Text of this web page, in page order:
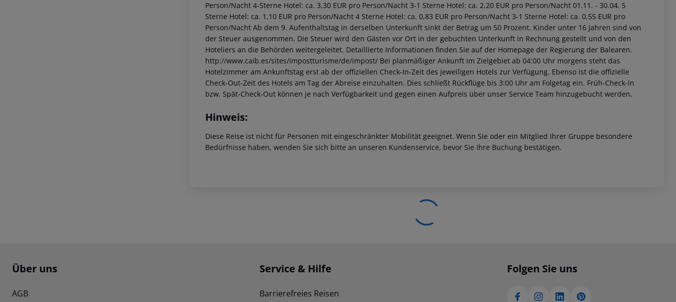
Person/Nacht 4-Sterne Hotel: ca. 3,30 EUR pro Person/Nacht 3-1 Sterne Hotel: ca. 2,20 EUR pro Person/Nacht 01.11. - 30.04. 5
Sterne Hotel: ca. 1,10 EUR pro Person/Nacht 4 Sterne Hotel: ca. 0,83 EUR pro Person/Nacht 3-1 Sterne Hotel: ca. 0,55 EUR pro
Person/Nacht Ab dem 9. Aufenthaltstag in derselben Unterkunft sinkt der Betrag um 50 Prozent. Kinder unter 16 Jahren sind von
der Steuer ausgenommen. Die Steuer wird den Gästen vor Ort in der gebuchten Unterkunft in Rechnung gestellt und von den
Hoteliers an die Behörden weitergeleitet. Detaillierte Informationen finden Sie auf der Homepage der Regierung der Balearen.
http://www.caib.es/sites/impostturisme/de/impost/ Bei planmäßiger Ankunft im Zielgebiet ab 04:00 Uhr morgens steht das
Hotelzimmer am Ankunftstag erst ab der offiziellen Check-In-Zeit des jeweiligen Hotels zur Verfügung. Ebenso ist die offizielle
Check-Out-Zeit des Hotels am Tag der Abreise einzuhalten. Dies schließt Rückflüge bis 3:00 Uhr am Folgetag ein. Früh-Check-In
bzw. Spät-Check-Out können je nach Verfügbarkeit und gegen einen Aufpreis über unser Service Team hinzugebucht werden.
Hinweis:
Diese Reise ist nicht für Personen mit eingeschränkter Mobilität geeignet. Wenn Sie oder ein Mitglied Ihrer Gruppe besondere
Bedürfnisse haben, wenden Sie sich bitte an unseren Kundenservice, bevor Sie Ihre Buchung bestätigen.
Footer navigation
Über uns
AGB
Service & Hilfe
Barrierefreies Reisen
Folgen Sie uns